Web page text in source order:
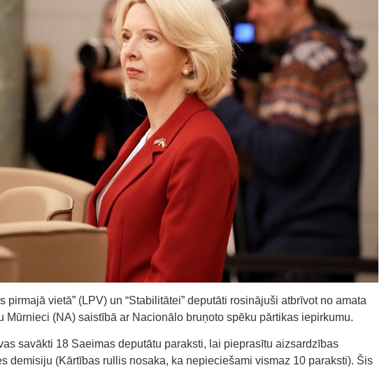
pirmajā vietā” (LPV) un “Stabilitātei” deputāti rosinājuši atbrīvot no amata
Mūrnieci (NA) saistībā ar Nacionālo bruņoto spēku pārtikas iepirkumu.
savākti 18 Saeimas deputātu paraksti, lai pieprasītu aizsardzības
demisiju (Kārtības rullis nosaka, ka nepieciešami vismaz 10 paraksti). Šis